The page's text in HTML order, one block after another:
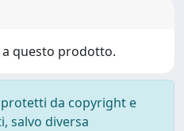
questo prodotto.
da copyright e
salvo diversa